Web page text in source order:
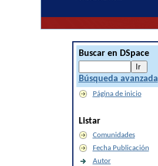
Buscar en DSpace
Búsqueda avanzada
Página de inicio
Listar
Comunidades
Fecha Publicación
Autor